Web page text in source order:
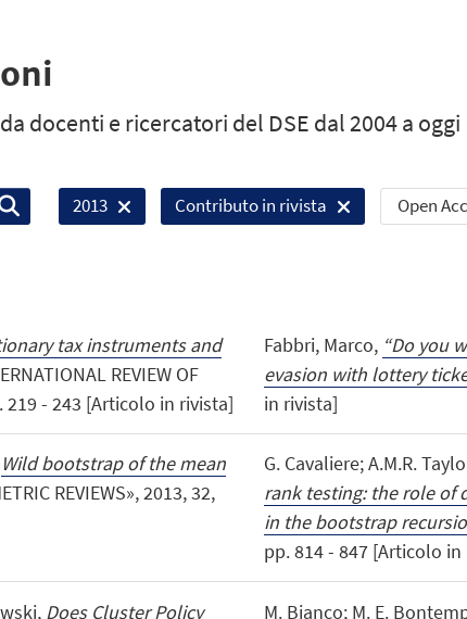
docenti e ricercatori del DSE dal 2004 a oggi
2013 Contributo in rivista Open
tax instruments and
REVIEW OF
219 - 243 [Articolo in rivista]
Fabbri, Marco, “Do you
evasion with lottery
in rivista]
Wild bootstrap of the mean
REVIEWS», 2013, 32,
G. Cavaliere; A.M.R.
rank testing: the role of
in the bootstrap
pp. 814 - 847 [Articolo
Does Cluster Policy
M. Bianco; M. E.